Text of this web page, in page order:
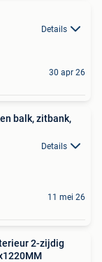
Details
30 apr 26
balk, zitbank,
Details
11 mei 26
2-zijdig